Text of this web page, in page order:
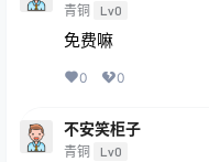
青铜 Lv0
免费嘛
0 0
不安笑柜子
青铜 Lv0